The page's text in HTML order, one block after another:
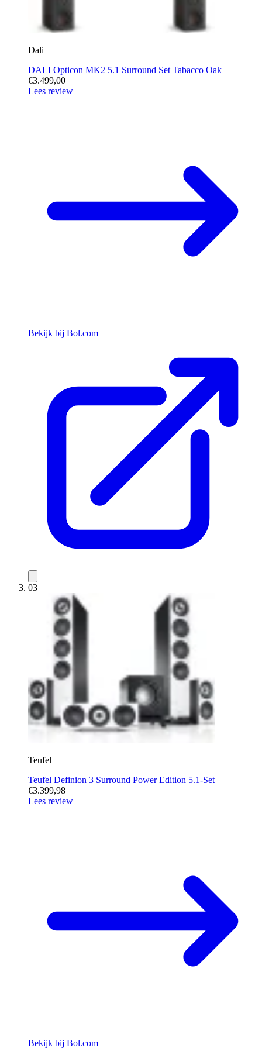
Dali
DALI Opticon MK2 5.1 Surround Set Tabacco Oak
€3.499,00
Lees review
Bekijk bij Bol.com
03
Teufel
Teufel Definion 3 Surround Power Edition 5.1-Set
€3.399,98
Lees review
Bekijk bij Bol.com